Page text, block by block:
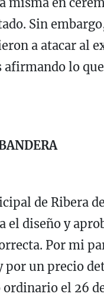
Sin
a atacar al
lo
de Ribera
el diseño y
Por mi
un precio
el 26